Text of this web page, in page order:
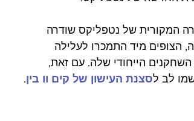
המקורית של נטפליקס שודרה
הצופים מיד התמכרו לעלילה
השחקנים הייחודי שלה. עם זאת,
לב לסצנת העישון של קים וו בין.